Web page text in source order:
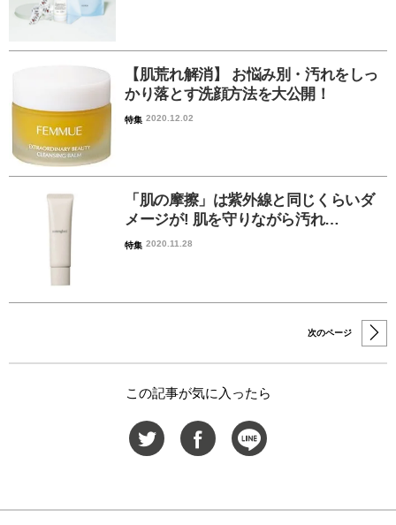
【肌荒れ解消】 お悩み別・汚れをしっ
かり落とす洗顔方法を大公開！
特集 2020.12.02
「肌の摩擦」は紫外線と同じくらいダ
メージが! 肌を守りながら汚れ…
特集 2020.11.28
次のページ
この記事が気に入ったら